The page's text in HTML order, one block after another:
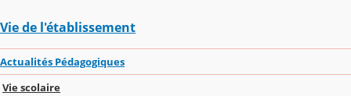
Vie de l'établissement
Actualités Pédagogiques
Vie scolaire